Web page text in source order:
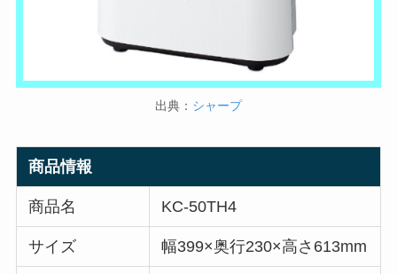
出典： シャープ
商品情報
商品名 KC-50TH4
サイズ 幅399×奥行230×高さ613mm